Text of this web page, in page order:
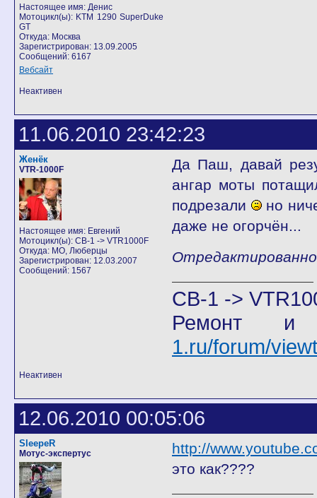
Настоящее имя: Денис
Мотоцикл(ы): KTM 1290 SuperDuke
GT
Откуда: Москва
Зарегистрирован: 13.09.2005
Сообщений: 6167
Вебсайт
Неактивен
11.06.2010 23:42:23
Женёк
VTR-1000F
Настоящее имя: Евгений
Мотоцикл(ы): CB-1 -> VTR1000F
Откуда: МО, Люберцы
Зарегистрирован: 12.03.2007
Сообщений: 1567
Да Паш, давай
ангар моты
подрезали
но
даже не огорчён...
CB-1 ->
Ремонт и
1.ru/forum/
Неактивен
12.06.2010 00:05:06
SleepeR
Мотус-экспертус
http://
это как????